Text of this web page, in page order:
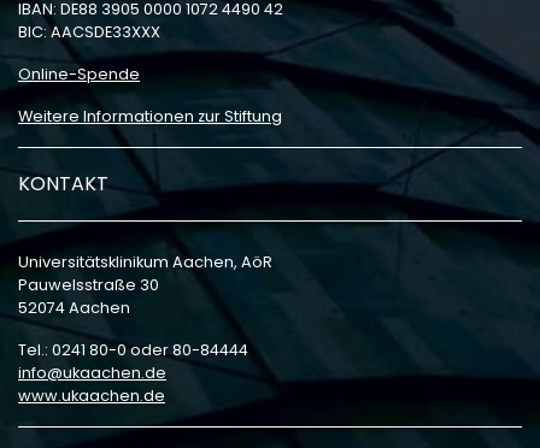
IBAN: DE88 3905 0000 1072 4490 42
BIC: AACSDE33XXX
Online-Spende
Weitere Informationen zur Stiftung
KONTAKT
Universitätsklinikum Aachen, AöR
Pauwelsstraße 30
52074 Aachen
Tel.: 0241 80-0 oder 80-84444
info
ukaachen de
www.ukaachen.de